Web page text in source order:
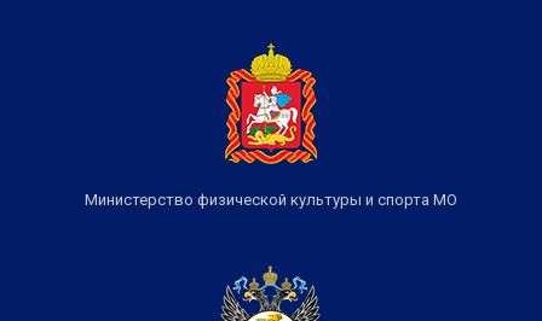
Министерство физической культуры и спорта МО